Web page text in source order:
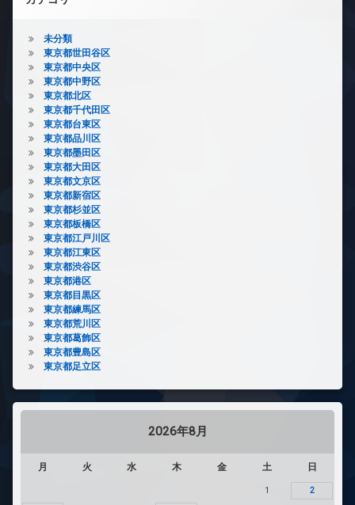
未分類
東京都世田谷区
東京都中央区
東京都中野区
東京都北区
東京都千代田区
東京都台東区
東京都品川区
東京都墨田区
東京都大田区
東京都文京区
東京都新宿区
東京都杉並区
東京都板橋区
東京都江戸川区
東京都江東区
東京都渋谷区
東京都港区
東京都目黒区
東京都練馬区
東京都荒川区
東京都葛飾区
東京都豊島区
東京都足立区
2026年8月
月 火 水 木 金 土 日
1 2